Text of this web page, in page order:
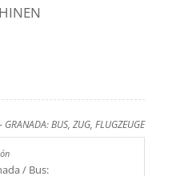
BUS, ZUG, FLUGZEUGE
/ Bus: